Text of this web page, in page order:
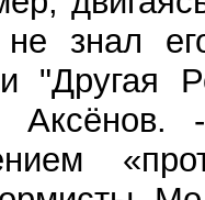
не знал
"Другая